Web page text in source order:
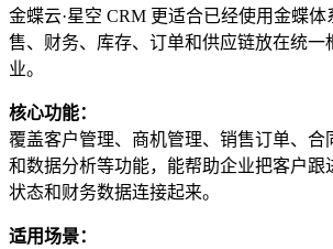
金蝶云·星空 CRM 更适合已经使用金蝶
售、财务、库存、订单和供应链放在统一
业。
核心功能：
覆盖客户管理、商机管理、销售订单、合
和数据分析等功能，能帮助企业把客户跟
状态和财务数据连接起来。
适用场景：